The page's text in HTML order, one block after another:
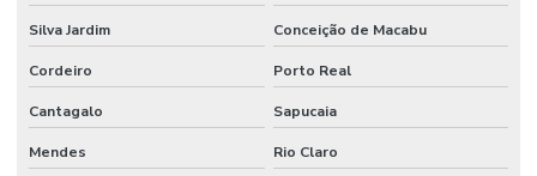
Fábrica de solidificadores de resíduos para o segmento industrial
Fabricante de equipamento para secagem de resíduos
Fabricante de frasco de aspiração
Fabricante de secadora de lodo
Silva Jardim Conceição de Macabu
Cordeiro Porto Real
Cantagalo Sapucaia
Mendes Rio Claro